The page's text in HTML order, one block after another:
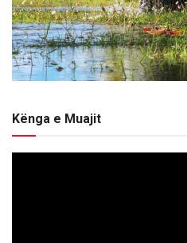
Kënga e Muajit